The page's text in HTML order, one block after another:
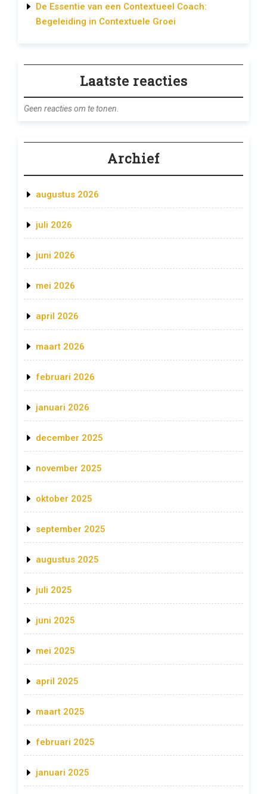
De Essentie van een Contextueel Coach:
Begeleiding in Contextuele Groei
Laatste reacties
Geen reacties om te tonen.
Archief
augustus 2026
juli 2026
juni 2026
mei 2026
april 2026
maart 2026
februari 2026
januari 2026
december 2025
november 2025
oktober 2025
september 2025
augustus 2025
juli 2025
juni 2025
mei 2025
april 2025
maart 2025
februari 2025
januari 2025